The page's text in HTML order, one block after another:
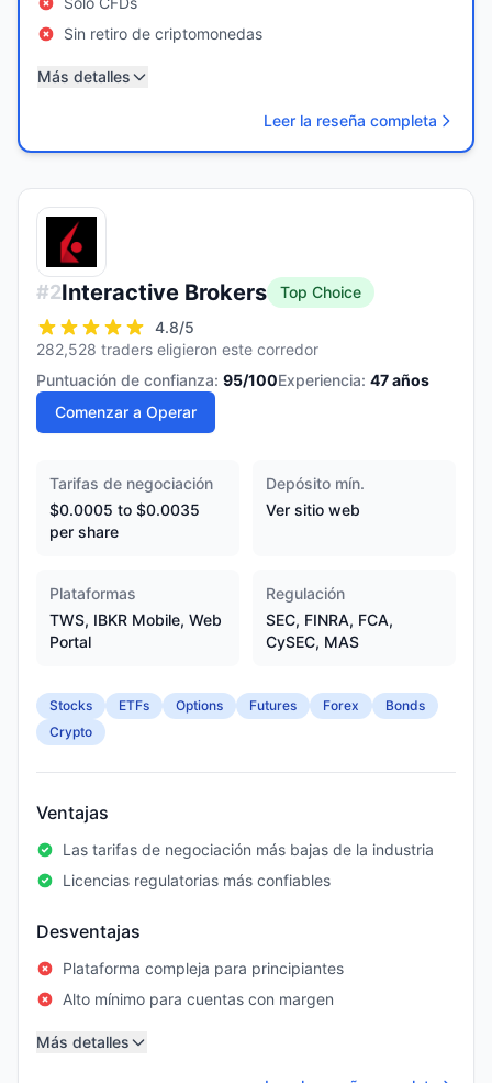
Sin retiro de criptomonedas
Más detalles
Leer la reseña completa
#2Interactive Brokers
Top Choice
4.8/5
282,528 traders eligieron este corredor
Puntuación de confianza: 95/100Experiencia: 47años
Comenzar a Operar
Tarifas de negociación
$0.0005 to $0.0035
per share
Depósito mín.
Ver sitio web
Plataformas
TWS, IBKR Mobile, Web
Portal
Regulación
SEC, FINRA, FCA,
CySEC, MAS
Stocks ETFs Options Futures Forex
Bonds
Crypto
Ventajas
Las tarifas de negociación más bajas de la industria
Licencias regulatorias más confiables
Desventajas
Plataforma compleja para principiantes
Alto mínimo para cuentas con margen
Más detalles